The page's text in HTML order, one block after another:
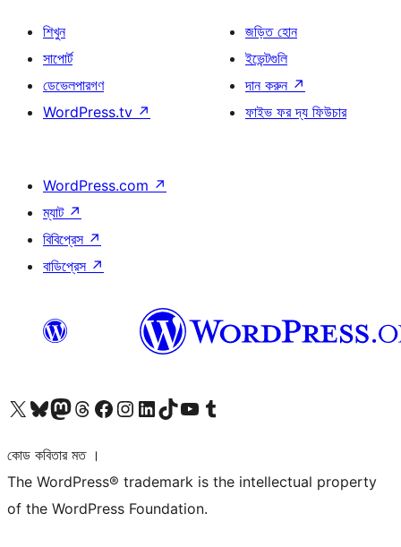
শিখুন
সাপোর্ট
ডেভেলপারগণ
WordPress.tv ↗
জড়িত হোন
ইভেন্টগুলি
দান করুন ↗
ফাইভ ফর দ্য ফিউচার
WordPress.com ↗
ম্যাট ↗
বিবিপ্রেস ↗
বাডিপ্রেস ↗
আমাদের X (আগের টুইটার) অ্যাকাউন্টে যানআমাদের Bluesky অ্যাকাউন্টটি দেখুনআমাদের মাস্টোডন অ্যাকাউন্টটি দেখুনআমাদের থ্রেডস অ্যাকাউন্টটি দেখুনআমাদের ফেসবুক পেজ দেখুনআমাদের ইন্সটাগ্রাম অ্যাকাউন্ট দেখুনআমাদের লিঙ্কডইন অ্যাকাউন্টে যানআমাদের TikTok অ্যাকাউন্টটি দেখুনআমাদের ইউটিউব চ্যানেলে যান আমাদের টাম্বলার অ্যাকাউন্ট দেখুন
কোড কবিতার মত ।
The WordPress® trademark is the intellectual property
of the WordPress Foundation.